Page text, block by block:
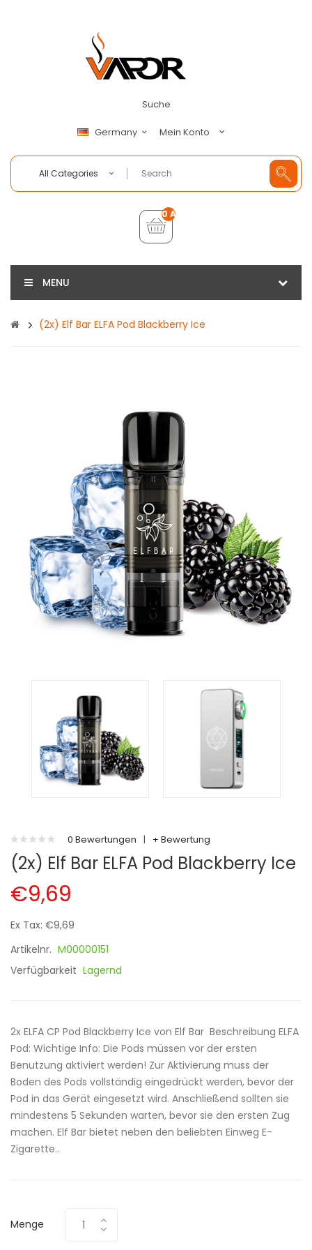
Suche
Germany Mein Konto
All Categories
0 Artikel - €0,00
MENU
(2x) Elf Bar ELFA Pod Blackberry Ice
0 Bewertungen | + Bewertung
(2x) Elf Bar ELFA Pod Blackberry Ice
€9,69
Ex Tax: €9,69
Artikelnr. M00000151
Verfügbarkeit Lagernd
2x ELFA CP Pod Blackberry Ice von Elf Bar Beschreibung ELFA
Pod: Wichtige Info: Die Pods müssen vor der ersten
Benutzung aktiviert werden! Zur Aktivierung muss der
Boden des Pods vollständig eingedrückt werden, bevor der
Pod in das Gerät eingesetzt wird. Anschließend sollten sie
mindestens 5 Sekunden warten, bevor sie den ersten Zug
machen. Elf Bar bietet neben den beliebten Einweg E-
Zigarette..
Menge